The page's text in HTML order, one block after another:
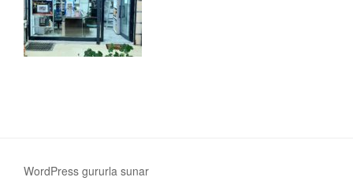
WordPress gururla sunar